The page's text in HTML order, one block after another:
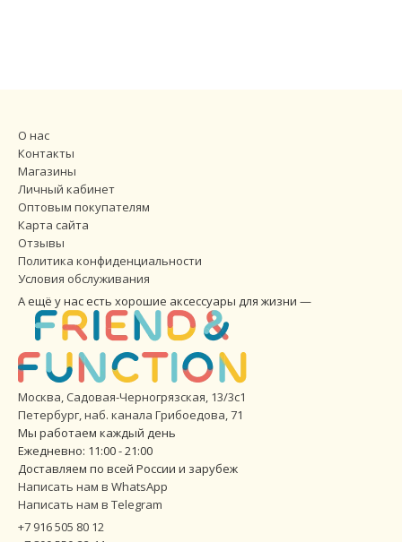
О нас
Контакты
Магазины
Личный кабинет
Оптовым покупателям
Карта сайта
Отзывы
Политика конфиденциальности
Условия обслуживания
А ещё у нас есть хорошие аксессуары для жизни —
Москва, Садовая-Черногрязская, 13/3с1
Петербург,наб. канала Грибоедова, 71
Мы работаем каждый день
Ежедневно: 11:00 - 21:00
Доставляем по всей России и зарубеж
Написать нам в WhatsApp
Написать нам в Telegram
+7 916 505 80 12